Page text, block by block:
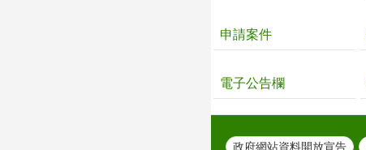
申請案件
電子公告欄
政府網站資料開放宣告